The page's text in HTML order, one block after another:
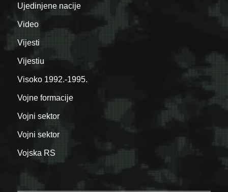
Ujedinjene nacije
Video
Vijesti
Vijestiu
Visoko 1992.-1995.
Vojne formacije
Vojni sektor
Vojni sektor
Vojska RS